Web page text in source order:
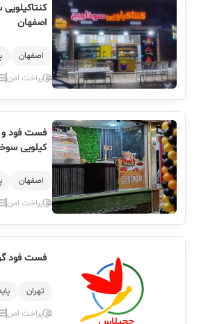
اصفهان
اصفهان
پراخت امن
فست فود و
کیلویی
اصفهان
پراخت امن
فست فود
تهران
پراخت امن